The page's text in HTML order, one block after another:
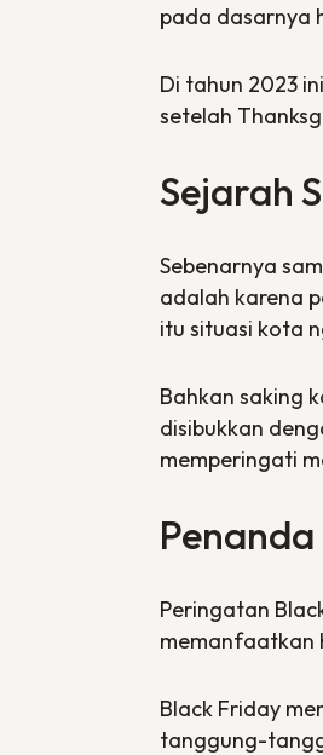
pada dasarnya
Di tahun 2023
setelah
Sejarah
Sebenarnya
adalah karena
itu situasi kota
Bahkan saking
disibukkan
memperingati
Peringatan
memanfaatkan
Black Friday
tanggung-